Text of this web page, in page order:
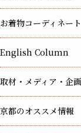
お着物コーディネート
English Column
取材・メディア・企画
京都のオススメ情報